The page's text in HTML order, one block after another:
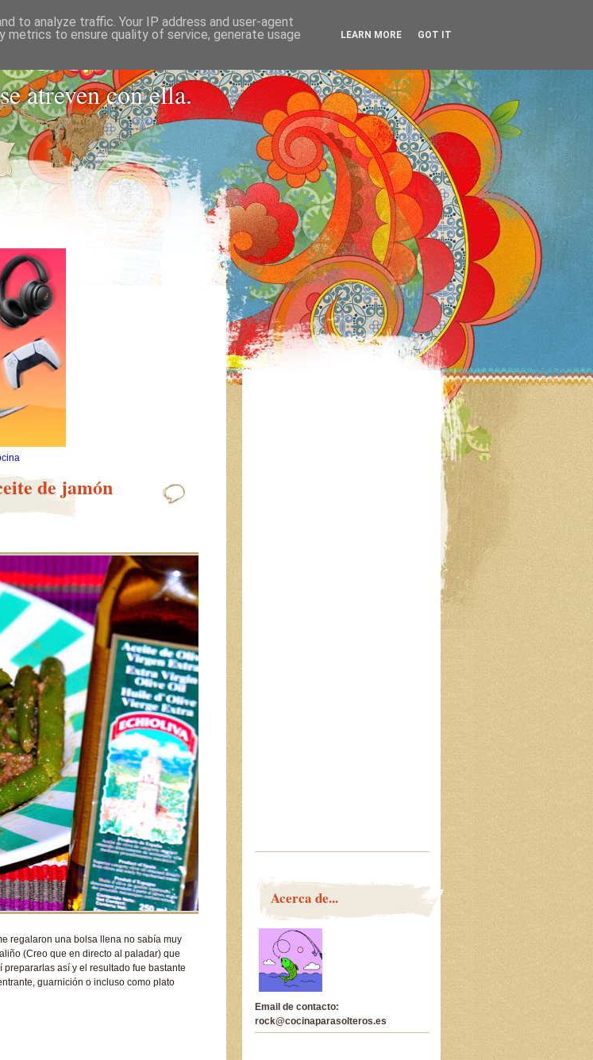
atreven con ella.
de jamón
regalaron una bolsa llena no sabía muy
(Creo que en directo al paladar) que
así y el resultado fue bastante
guarnición o incluso como plato
Acerca de...
Email de contacto:
rock@cocinaparasolteros.es
to analyze traffic. Your IP address and user-agent
metrics to ensure quality of service, generate usage
LEARN MORE GOT IT